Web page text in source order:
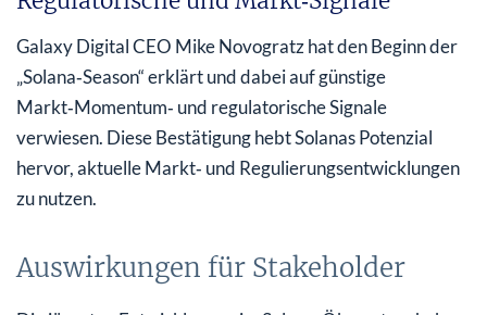
Galaxy Digital CEO Mike Novogratz hat den Beginn der
„Solana‑Season“ erklärt und dabei auf günstige
Markt‑Momentum‑ und regulatorische Signale
verwiesen. Diese Bestätigung hebt Solanas Potenzial
hervor, aktuelle Markt‑ und Regulierungsentwicklungen
zu nutzen.
Auswirkungen für Stakeholder